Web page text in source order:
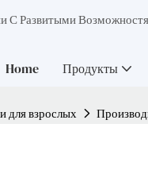
С Развитыми
Home Продукты
для взрослых